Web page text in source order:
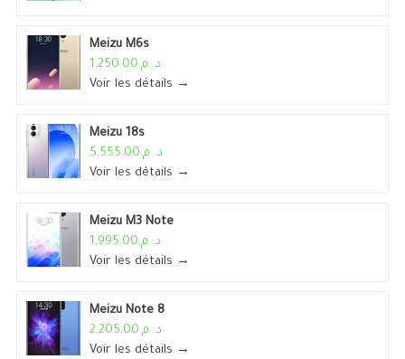
Meizu M6s
د. م.1,250.00
Voir les détails →
Meizu 18s
د. م.5,555.00
Voir les détails →
Meizu M3 Note
د. م.1,995.00
Voir les détails →
Meizu Note 8
د. م.2,205.00
Voir les détails →